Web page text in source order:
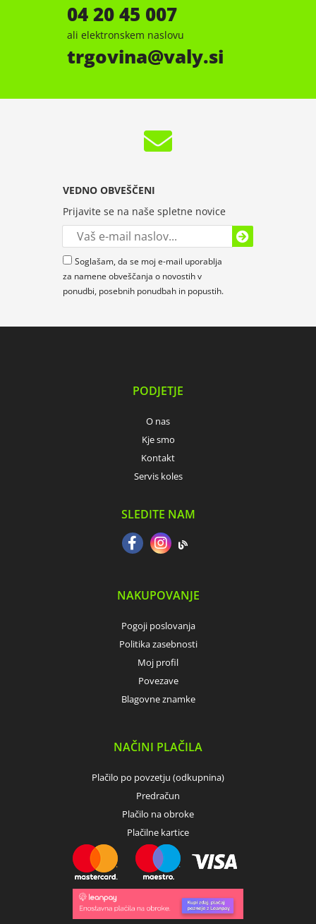
04 20 45 007
ali elektronskem naslovu
trgovina valy.si
VEDNO OBVEŠČENI
Prijavite se na naše spletne novice
Soglašam, da se moj e-mail uporablja
za namene obveščanja o novostih v
ponudbi, posebnih ponudbah in popustih.
PODJETJE
O nas
Kje smo
Kontakt
Servis koles
SLEDITE NAM
NAKUPOVANJE
Pogoji poslovanja
Politika zasebnosti
Moj profil
Povezave
Blagovne znamke
NAČINI PLAČILA
Plačilo po povzetju (odkupnina)
Predračun
Plačilo na obroke
Plačilne kartice